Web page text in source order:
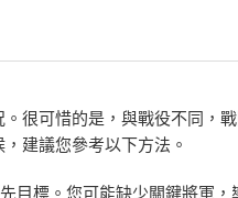
很可惜的是，與戰役不同，
建議您參考以下方法。
目標。您可能缺少關鍵將軍